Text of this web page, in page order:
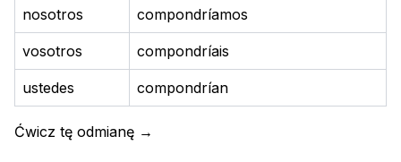
nosotros compondríamos
vosotros compondríais
ustedes compondrían
Ćwicz tę odmianę →